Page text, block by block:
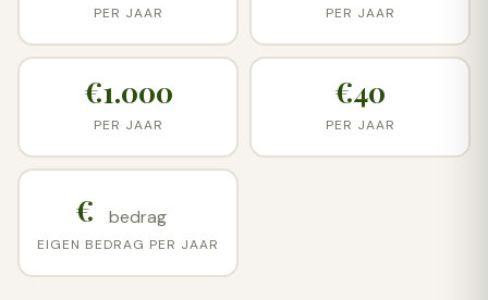
PER JAAR PER JAAR
€1.000
PER JAAR
€40
PER JAAR
€
EIGEN BEDRAG PER JAAR